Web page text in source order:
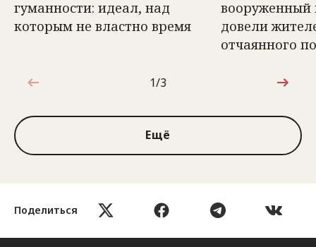
Поделиться
гуманности: идеал, над
которым не властно время
вооруженный
довели
отчаянного
1 из 3
1/3
Ещё